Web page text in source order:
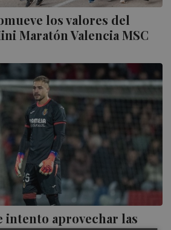
los valores del
Maratón Valencia MSC
intento aprovechar las